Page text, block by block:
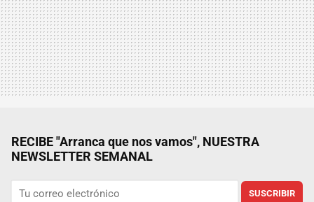
RECIBE "Arranca que nos vamos", NUESTRA
NEWSLETTER SEMANAL
SUSCRIBIR